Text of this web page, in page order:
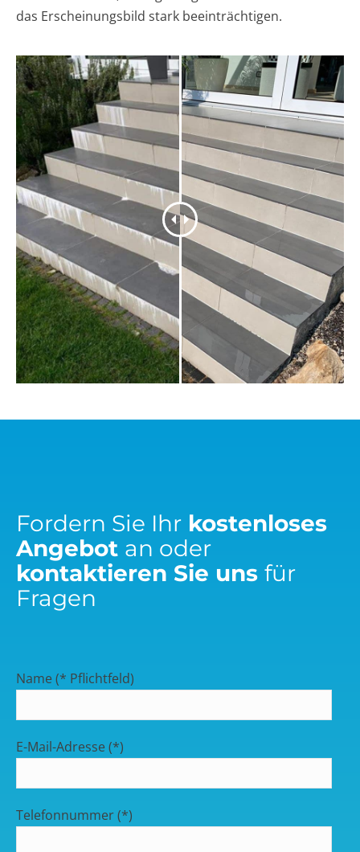
das Erscheinungsbild stark beeinträchtigen.
Fordern Sie Ihr kostenloses
Angebot an oder
kontaktieren Sie uns für
Fragen
Name (* Pflichtfeld)
E-Mail-Adresse (*)
Telefonnummer (*)